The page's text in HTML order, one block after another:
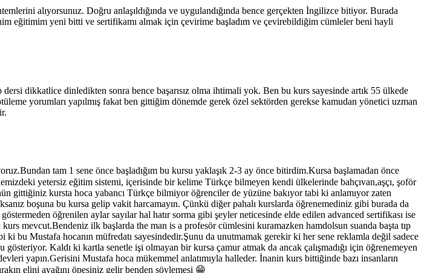
alıyorsunuz. Doğru anlaşıldığında ve uygulandığında bence gerçekten İngilizce bitiyor. Burada
eğitimim yeni bitti ve sertifikamı almak için çevirime başladım ve çevirebildiğim cümleler beni hayli
dikkatlice dinledikten sonra bence başarısız olma ihtimali yok. Ben bu kurs sayesinde artık 55 ülkede
yorumları yapılmış fakat ben gittiğim dönemde gerek özel sektörden gerekse kamudan yönetici uzman
tam 1 sene önce başladığım bu kursu yaklaşık 2-3 ay önce bitirdim.Kursa başlamadan önce
yetersiz eğitim sistemi, içerisinde bir kelime Türkçe bilmeyen kendi ülkelerinde bahçıvan,aşçı, şoför
gittiğiniz kursta hoca yabancı Türkçe bilmiyor öğrenciler de yüzüne bakıyor tabi ki anlamıyor zaten
boşuna bu kursa gelip vakit harcamayın. Çünkü diğer pahalı kurslarda öğrenemediniz gibi burada da
öğrenilen aylar sayılar hal hatır sorma gibi şeyler neticesinde elde edilen advanced sertifikası ise
mevcut.Bendeniz ilk başlarda the man is a profesör cümlesini kuramazken hamdolsun suanda başta tıp
Mustafa hocanın müfredatı sayesindedir.Şunu da unutmamak gerekir ki her sene reklamla değil sadece
Kaldı ki kartla senetle işi olmayan bir kursa çamur atmak da ancak çalışmadığı için öğrenemeyen
yapın.Gerisini Mustafa hoca mükemmel anlatımıyla halleder. İnanin kurs bittiğinde bazı insanların
elini ayağını öpesiniz gelir benden söylemesi 😁